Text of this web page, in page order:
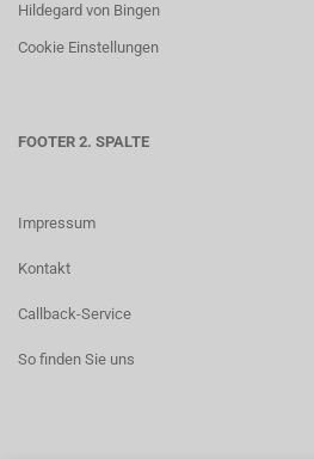
Hildegard von Bingen
Cookie Einstellungen
FOOTER 2. SPALTE
Impressum
Kontakt
Callback-Service
So finden Sie uns